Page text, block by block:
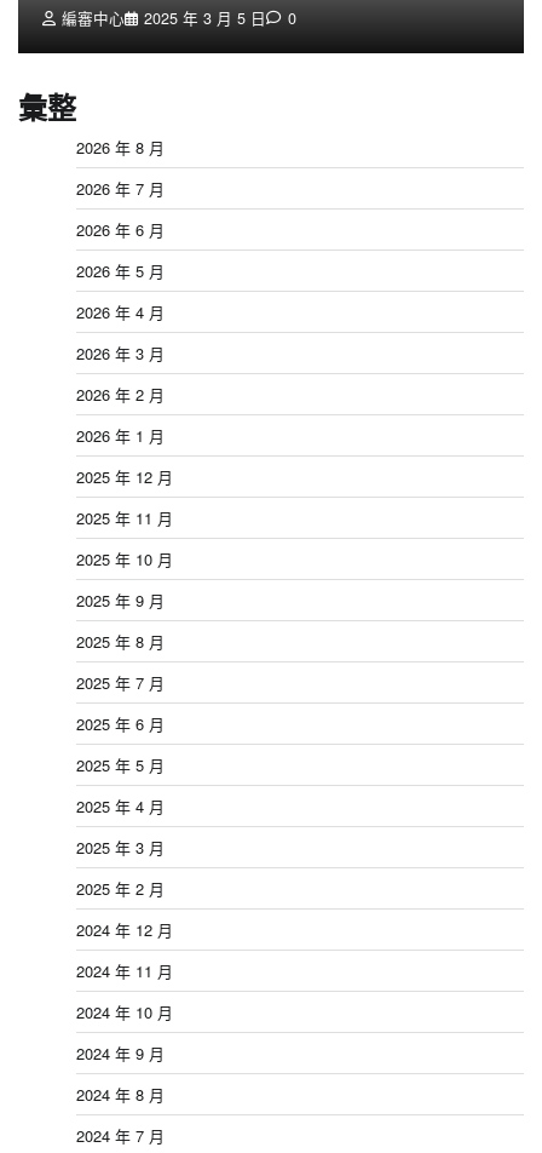
編審中心 2025 年 3 月 5 日 0
彙整
2026 年 8 月
2026 年 7 月
2026 年 6 月
2026 年 5 月
2026 年 4 月
2026 年 3 月
2026 年 2 月
2026 年 1 月
2025 年 12 月
2025 年 11 月
2025 年 10 月
2025 年 9 月
2025 年 8 月
2025 年 7 月
2025 年 6 月
2025 年 5 月
2025 年 4 月
2025 年 3 月
2025 年 2 月
2024 年 12 月
2024 年 11 月
2024 年 10 月
2024 年 9 月
2024 年 8 月
2024 年 7 月